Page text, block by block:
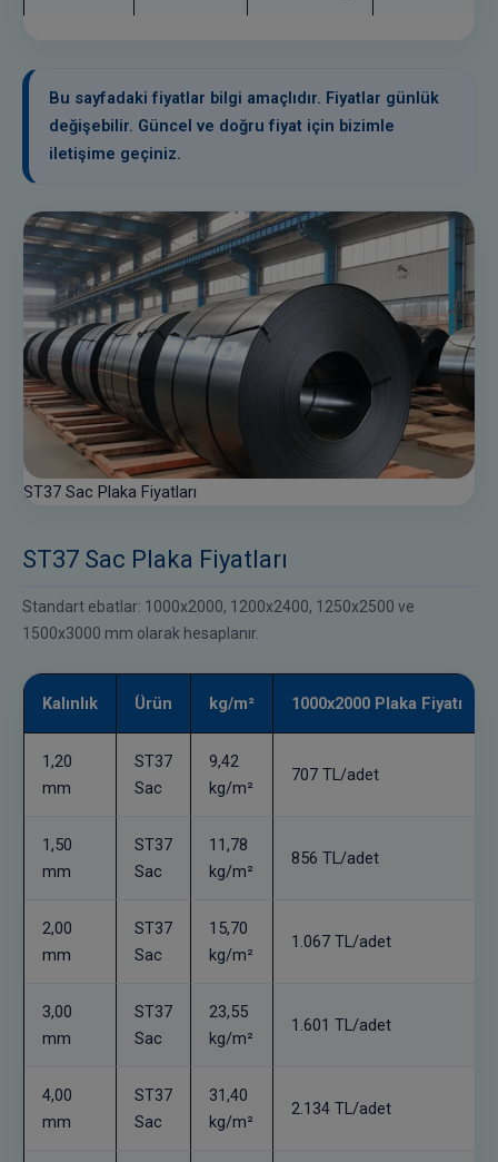
Bu sayfadaki fiyatlar bilgi amaçlıdır. Fiyatlar günlük
değişebilir. Güncel ve doğru fiyat için bizimle
iletişime geçiniz.
ST37 Sac Plaka Fiyatları
ST37 Sac Plaka Fiyatları
Standart ebatlar: 1000x2000, 1200x2400, 1250x2500 ve
1500x3000 mm olarak hesaplanır.
Kalınlık Ürün kg/m² 1000x2000 Plaka Fiyatı
1,20
mm
ST37
Sac
9,42
kg/m²
707 TL/adet
1,50
mm
ST37
Sac
11,78
kg/m²
856 TL/adet
2,00
mm
ST37
Sac
15,70
kg/m²
1.067 TL/adet
3,00
mm
ST37
Sac
23,55
kg/m²
1.601 TL/adet
4,00
mm
ST37
Sac
31,40
kg/m²
2.134 TL/adet